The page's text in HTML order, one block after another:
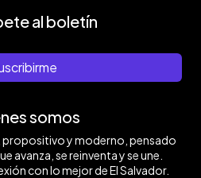
al boletín
somos
y moderno, pensado
avanza, se reinventa y se une.
con lo mejor de El Salvador.